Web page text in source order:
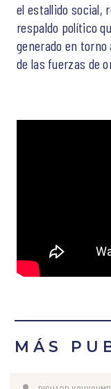
el estallido social,
respaldo político
generado en
de las fuerzas de
MÁS